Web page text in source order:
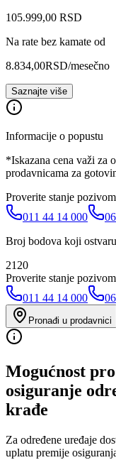
105.999,00 RSD
Na rate bez kamate od
8.834,00RSD/mesečno
Saznajte više
Informacije o popustu
*Iskazana cena važi za
prodavnicama za
Proverite stanje
011 44 14 000
Broj bodova koji
2120
Proverite stanje
011 44 14 000
Pronađi u prodavnici
Mogućnost
osiguranje
krađe
Za određene uređaje
uplatu premije